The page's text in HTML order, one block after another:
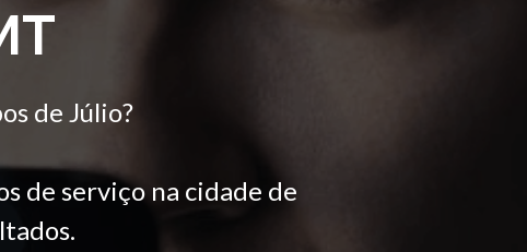
de Júlio?
de serviço na cidade de